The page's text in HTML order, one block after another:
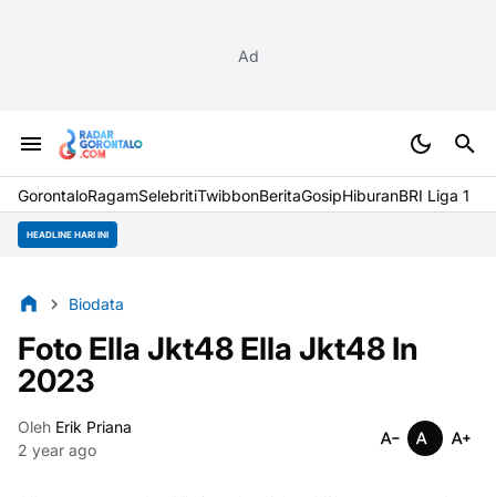
Ad
GorontaloRagamSelebritiTwibbonBeritaGosipHiburanBRI Liga 1
HEADLINE HARI INI
Biodata
Foto Ella Jkt48 Ella Jkt48 In
2023
Oleh Erik Priana
2 year ago